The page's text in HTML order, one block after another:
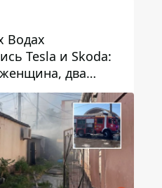
Водах
Tesla и Skoda:
два
пострадали